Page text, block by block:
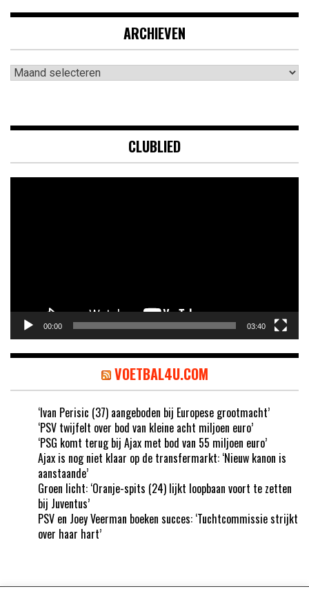
ARCHIEVEN
Archieven
CLUBLIED
00:00 03:40
VOETBAL4U.COM
‘Ivan Perisic (37) aangeboden bij Europese grootmacht’
‘PSV twijfelt over bod van kleine acht miljoen euro’
‘PSG komt terug bij Ajax met bod van 55 miljoen euro’
Ajax is nog niet klaar op de transfermarkt: ‘Nieuw kanon is
aanstaande’
Groen licht: ‘Oranje-spits (24) lijkt loopbaan voort te zetten
bij Juventus’
PSV en Joey Veerman boeken succes: ‘Tuchtcommissie strijkt
over haar hart’